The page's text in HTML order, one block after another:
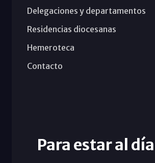
Delegaciones y departamentos
Residencias diocesanas
Hemeroteca
Contacto
Para estar al día